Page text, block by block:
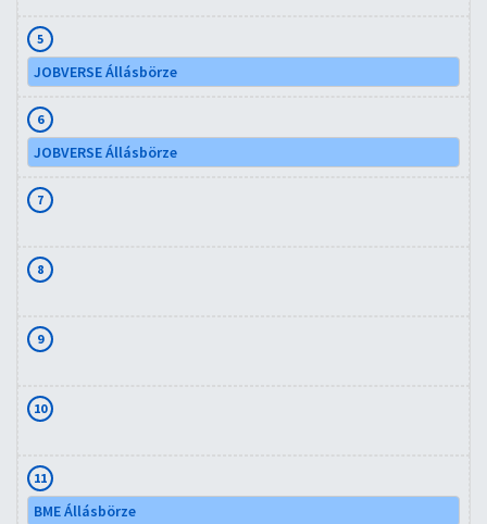
5
JOBVERSE Állásbörze
6
JOBVERSE Állásbörze
7
8
9
10
11
BME Állásbörze